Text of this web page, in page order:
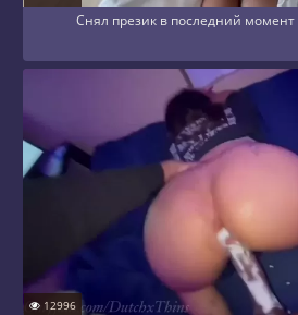
Снял презик в последний момент
12996